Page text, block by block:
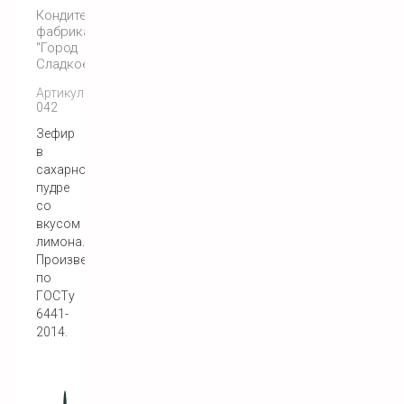
Кондитерская
фабрика
"Город
Сладкоежек"
Артикул:
042
Зефир
в
сахарной
пудре
со
вкусом
лимона.
Произведен
по
ГОСТу
6441-
2014.